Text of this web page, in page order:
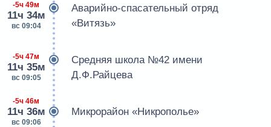
-5ч 49м
11ч 34м
вс 09:04
Аварийно-спасательный отряд
«Витязь»
-5ч 47м
11ч 35м
вс 09:05
Средняя школа №42 имени
Д.Ф.Райцева
-5ч 46м
11ч 36м
вс 09:06
Микрорайон «Никрополье»